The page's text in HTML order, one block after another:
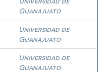
Guanajuato
Universidad de
Guanajuato
Universidad de
Guanajuato